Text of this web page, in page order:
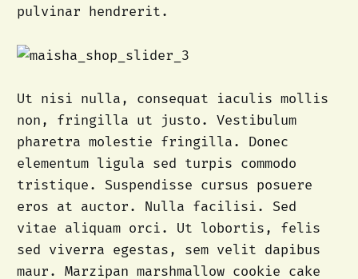
pulvinar hendrerit.
Ut nisi nulla, consequat iaculis mollis
non, fringilla ut justo. Vestibulum
pharetra molestie fringilla. Donec
elementum ligula sed turpis commodo
tristique. Suspendisse cursus posuere
eros at auctor. Nulla facilisi. Sed
vitae aliquam orci. Ut lobortis, felis
sed viverra egestas, sem velit dapibus
maur. Marzipan marshmallow cookie cake